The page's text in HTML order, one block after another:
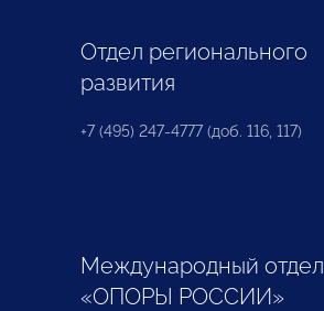
Отдел регионального
развития
+7 (495) 247-4777 (доб. 116, 117)
Международный отдел
«ОПОРЫ РОССИИ»